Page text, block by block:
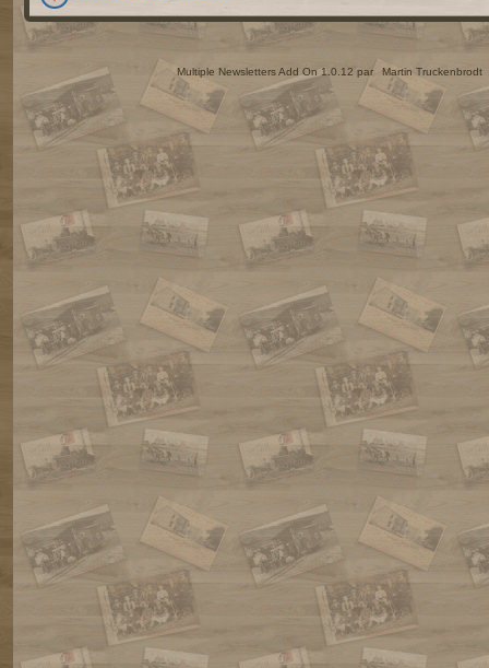
Multiple Newsletters Add On 1.0.12 par Martin Truckenbrodt